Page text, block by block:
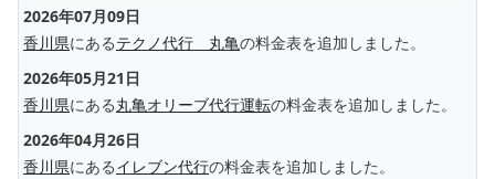
2026年07月09日
香川県にあるテクノ代行 丸亀の料金表を追加しました。
2026年05月21日
香川県にある丸亀オリーブ代行運転の料金表を追加しました。
2026年04月26日
香川県にあるイレブン代行の料金表を追加しました。